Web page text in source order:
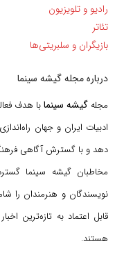
رادیو و تلویزیون
تئاتر
بازیگران و سلبریتی‌ها
درباره مجله گیشه سینما
مجلهگیشه سینمابا هدف
ادبیات ایران و جهان
دهد و با گسترش آگاهی
مخاطبان گیشه سینما
نویسندگان و هنرمندان را
قابل اعتماد به تازه‌ترین
هستند.